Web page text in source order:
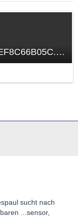
A5AE6DBF-77FD-4717-A91A-E9EF8C66B05C.png
sucht nach
...sensor,